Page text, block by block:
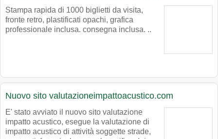
Stampa rapida di 1000 biglietti da visita,
fronte retro, plastificati opachi, grafica
professionale inclusa. consegna inclusa. ..
Nuovo sito valutazioneimpattoacustico.com
E' stato avviato il nuovo sito valutazione
impatto acustico, esegue la valutazione di
impatto acustico di attività soggette strade,